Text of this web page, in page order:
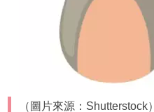
（圖片來源：Shutterstock）